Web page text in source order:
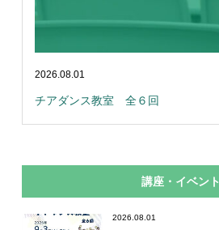
2026.08.01
チアダンス教室 全６回
講座・イベント
2026.08.01